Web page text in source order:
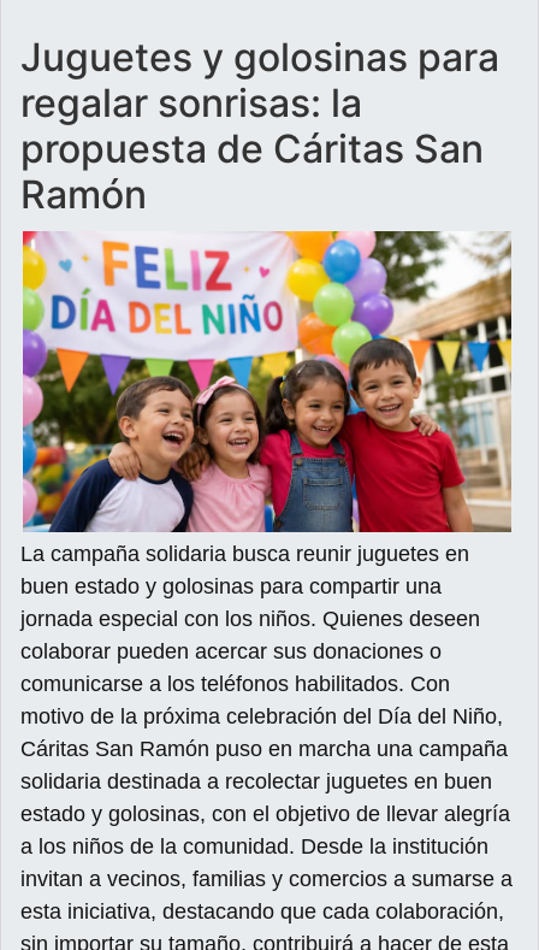
Juguetes y golosinas para
regalar sonrisas: la
propuesta de Cáritas San
Ramón
La campaña solidaria busca reunir juguetes en
buen estado y golosinas para compartir una
jornada especial con los niños. Quienes deseen
colaborar pueden acercar sus donaciones o
comunicarse a los teléfonos habilitados. Con
motivo de la próxima celebración del Día del Niño,
Cáritas San Ramón puso en marcha una campaña
solidaria destinada a recolectar juguetes en buen
estado y golosinas, con el objetivo de llevar alegría
a los niños de la comunidad. Desde la institución
invitan a vecinos, familias y comercios a sumarse a
esta iniciativa, destacando que cada colaboración,
sin importar su tamaño, contribuirá a hacer de esta